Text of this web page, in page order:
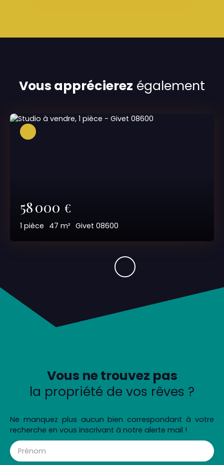
Vous apprécierez également
58 000 €
1 pièce 47 m² Givet 08600
Vous ne trouvez pas
la propriété de vos rêves ?
Ne manquez plus aucun bien correspondant à votre
recherche en vous inscrivant à notre alerte mail !
Prénom